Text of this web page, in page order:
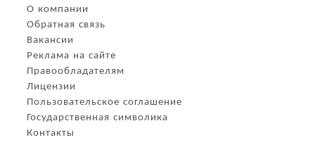
О компании
Обратная связь
Вакансии
Реклама на сайте
Правообладателям
Лицензии
Пользовательское соглашение
Государственная символика
Контакты